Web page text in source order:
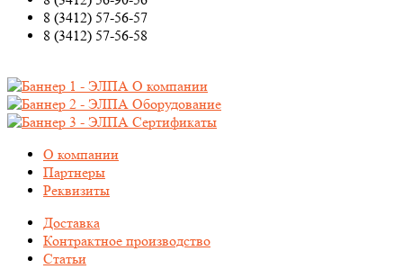
8 (3412) 57-56-57
8 (3412) 57-56-58
О компании
Оборудование
Сертификаты
О компании
Партнеры
Реквизиты
Доставка
Контрактное производство
Статьи